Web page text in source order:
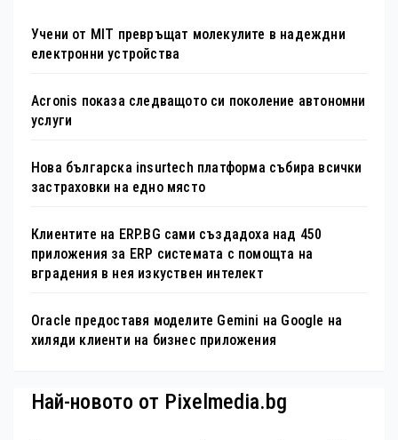
Учени от MIT превръщат молекулите в надеждни
електронни устройства
Acronis показа следващото си поколение автономни
услуги
Нова българска insurtech платформа събира всички
застраховки на едно място
Клиентите на ERP.BG сами създадоха над 450
приложения за ERP системата с помощта на
вградения в нея изкуствен интелект
Oracle предоставя моделите Gemini на Google на
хиляди клиенти на бизнес приложения
Най-новото от Pixelmedia.bg